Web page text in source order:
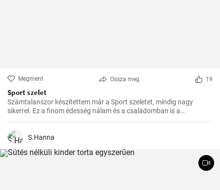
Megment Ossza meg 19
Sport szelet
Számtalanszor készítettem már a Sport szeletet, mindig nagy
sikerrel. Ez a finom édesség nálam és a családomban is a
kedvencek közé tartozik. Szívesen készítem el ajándékba is, a
S.Hanna